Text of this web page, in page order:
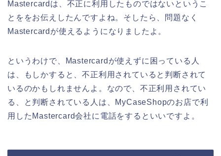
Mastercardは、不正に利用したものではないというこ
とををお伝えしたんですよね。そしたら、問題なく
Mastercardが使えるようになりましたよ。
というわけで、Mastercardが使えずに困っている人
は、もしかすると、不正利用されていると判断されて
いるのかもしれませんよ。なので、不正利用されてい
る、と判断されている人は、MyCaseShopのお店で利
用したMastercard会社に電話をするといいですよ。